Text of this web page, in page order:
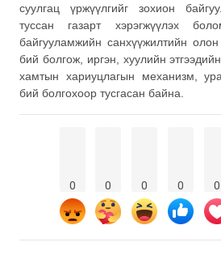
суулгац үржүүлгийг зохион
туссан газарт хэрэгжүүлэх
байгууламжийн санхүүжилтийн олон
бий болгож, иргэн, хуулийн
хамтын хариуцлагын механизм,
бий болгохоор тусгасан байна.
0 0 0 0 0